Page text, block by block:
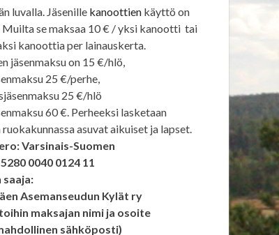
luvalla. Jäsenille kanoottien käyttö on
Muilta se maksaa 10 € / yksi kanootti tai
kanoottia per lainauskerta.
jäsenmaksu on 15 €/hlö,
25 €/perhe,
25 €/hlö
60 €. Perheeksi lasketaan
ruokakunnassa asuvat aikuiset ja lapset.
Varsinais-Suomen
0040 0124 11
saaja:
Asemanseudun Kylät ry
maksajan nimi ja osoite
sähköposti)